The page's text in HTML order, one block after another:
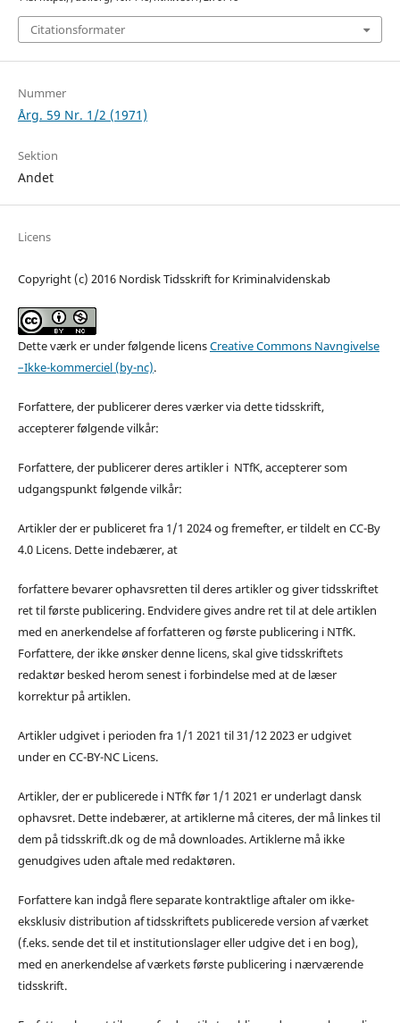
Citationsformater
Nummer
Årg. 59 Nr. 1/2 (1971)
Sektion
Andet
Licens
Copyright (c) 2016 Nordisk Tidsskrift for Kriminalvidenskab
Dette værk er under følgende licensCreative Commons Navngivelse
–Ikke-kommerciel (by-nc).
Forfattere, der publicerer deres værker via dette tidsskrift,
accepterer følgende vilkår:
Forfattere, der publicerer deres artikler i NTfK, accepterer som
udgangspunkt følgende vilkår:
Artikler der er publiceret fra 1/1 2024 og fremefter, er tildelt en CC-By
4.0 Licens. Dette indebærer, at
forfattere bevarer ophavsretten til deres artikler og giver tidsskriftet
ret til første publicering. Endvidere gives andre ret til at dele artiklen
med en anerkendelse af forfatteren og første publicering i NTfK.
Forfattere, der ikke ønsker denne licens, skal give tidsskriftets
redaktør besked herom senest i forbindelse med at de læser
korrektur på artiklen.
Artikler udgivet i perioden fra 1/1 2021 til 31/12 2023 er udgivet
under en CC-BY-NC Licens.
Artikler, der er publicerede i NTfK før 1/1 2021 er underlagt dansk
ophavsret. Dette indebærer, at artiklerne må citeres, der må linkes til
dem på tidsskrift.dk og de må downloades. Artiklerne må ikke
genudgives uden aftale med redaktøren.
Forfattere kan indgå flere separate kontraktlige aftaler om ikke-
eksklusiv distribution af tidsskriftets publicerede version af værket
(f.eks. sende det til et institutionslager eller udgive det i en bog),
med en anerkendelse af værkets første publicering i nærværende
tidsskrift.